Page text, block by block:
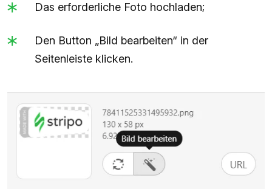
Das erforderliche Foto hochladen;
Den Button „Bild bearbeiten“ in der
Seitenleiste klicken.